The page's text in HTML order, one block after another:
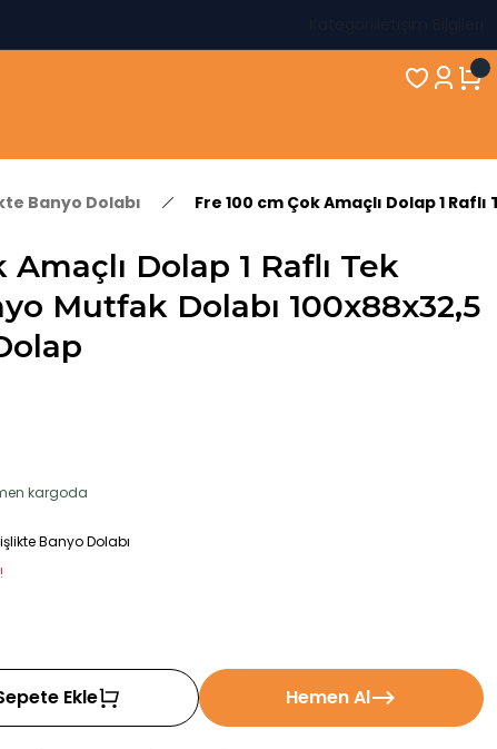
Banyo Dolabı Fre 100 cm Çok Amaçlı Dolap 1
Dolap 1 Raflı Tek
Mutfak Dolabı 100x88x32,5
kargoda
Banyo Dolabı
Ekle Hemen Al